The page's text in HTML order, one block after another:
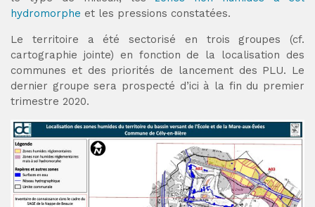
hydromorphe et les pressions constatées.
Le territoire a été sectorisé en trois groupes (cf.
cartographie jointe) en fonction de la localisation des
communes et des priorités de lancement des PLU. Le
dernier groupe sera prospecté d’ici à la fin du premier
trimestre 2020.